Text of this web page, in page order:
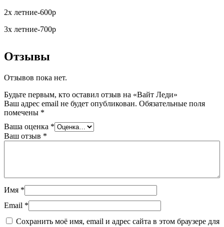
2х летние-600р
3х летние-700р
Отзывы
Отзывов пока нет.
Будьте первым, кто оставил отзыв на «Вайт Леди»
Ваш адрес email не будет опубликован. Обязательные поля
помечены *
Ваша оценка *
Ваш отзыв *
Имя *
Email *
Сохранить моё имя, email и адрес сайта в этом браузере для